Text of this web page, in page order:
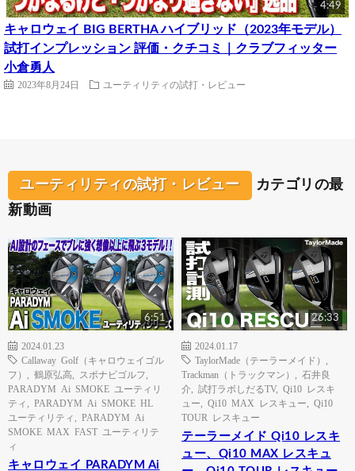
4:49
キャロウェイ BIG BERTHA ハイブリッド（2023年モデル）
試打インプレッション 評価・クチコミ｜クラブフィッター
小倉勇人
2023年8月24日 ユーティリティの試打・レビュー
ユーティリティの試打・レビュー
カテゴリの最
新動画
6:51
2024.01.23
Callaway Golf（キャロウェイゴル
フ）
鶴原弘高 スポナビゴルフ
PARADYM Ai SMOKE ユーティリ
ティ
PARADYM Ai SMOKE HL
ユーティリティ
PARADYM Ai
SMOKE MAX FAST ユーティリテ
ィ
キャロウェイ PARADYM Ai
26:33
2024.01.17
TaylorMade（テーラーメイド）
Trackman（トラックマン）
石井良
介
試打ラボしだるTV, Qi10 レスキ
ュー
Qi10 MAX レスキュー
Qi10
TOUR レスキュー
テーラーメイド Qi10 レスキ
ュー、Qi10 MAX レスキュ